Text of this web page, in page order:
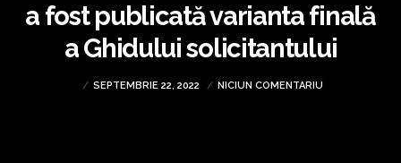
a fost publicată varianta finală
a Ghidului solicitantului
SEPTEMBRIE 22, 2022 NICIUN COMENTARIU